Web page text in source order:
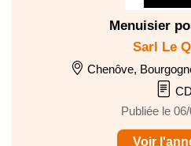
Menuisier
Sarl Le
Chenôve,
Publiée le
Voir